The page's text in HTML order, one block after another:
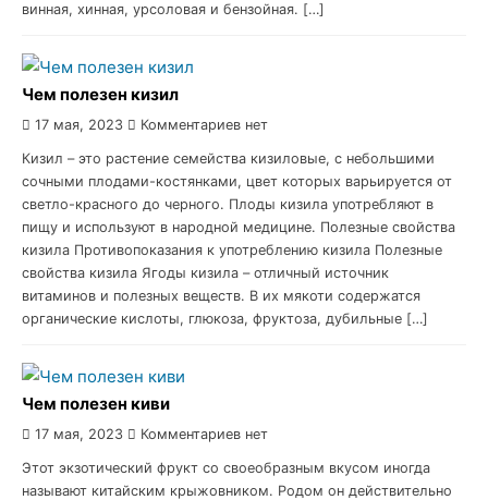
винная, хинная, урсоловая и бензойная. […]
Чем полезен кизил
17 мая, 2023 Комментариев нет
Кизил – это растение семейства кизиловые, с небольшими
сочными плодами-костянками, цвет которых варьируется от
светло-красного до черного. Плоды кизила употребляют в
пищу и используют в народной медицине. Полезные свойства
кизила Противопоказания к употреблению кизила Полезные
свойства кизила Ягоды кизила – отличный источник
витаминов и полезных веществ. В их мякоти содержатся
органические кислоты, глюкоза, фруктоза, дубильные […]
Чем полезен киви
17 мая, 2023 Комментариев нет
Этот экзотический фрукт со своеобразным вкусом иногда
называют китайским крыжовником. Родом он действительно